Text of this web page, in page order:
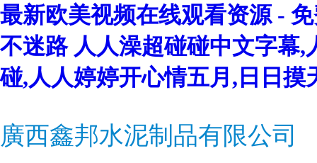
最新欧美视频在线观看资源 -
不迷路 人人澡超碰碰中文字幕,
碰,人人婷婷开心情五月,日日摸
廣西鑫邦水泥制品有限公司